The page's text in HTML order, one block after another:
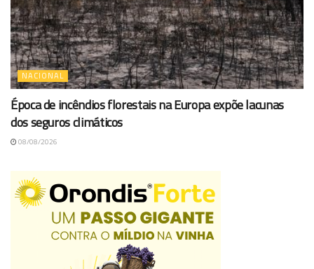
NACIONAL
Época de incêndios florestais na Europa expõe lacunas
dos seguros climáticos
08/08/2026